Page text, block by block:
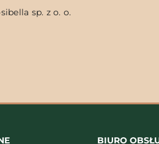
sp. z o. o.
BIURO